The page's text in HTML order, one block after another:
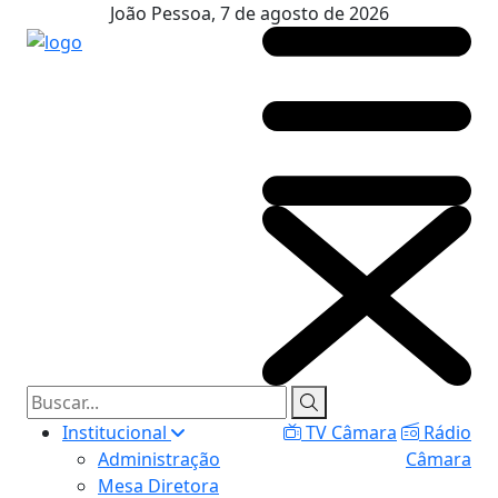
João Pessoa, 7 de agosto de 2026
Institucional
Administração
Mesa Diretora
TV Câmara
Rádio
Câmara